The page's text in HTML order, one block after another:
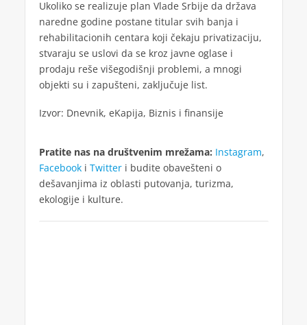
Ukoliko se realizuje plan Vlade Srbije da država
naredne godine postane titular svih banja i
rehabilitacionih centara koji čekaju privatizaciju,
stvaraju se uslovi da se kroz javne oglase i
prodaju reše višegodišnji problemi, a mnogi
objekti su i zapušteni, zaključuje list.
Izvor: Dnevnik, eKapija, Biznis i finansije
Pratite nas na društvenim mrežama: Instagram,
Facebooki Twitteri budite obavešteni o
dešavanjima iz oblasti putovanja, turizma,
ekologije i kulture.